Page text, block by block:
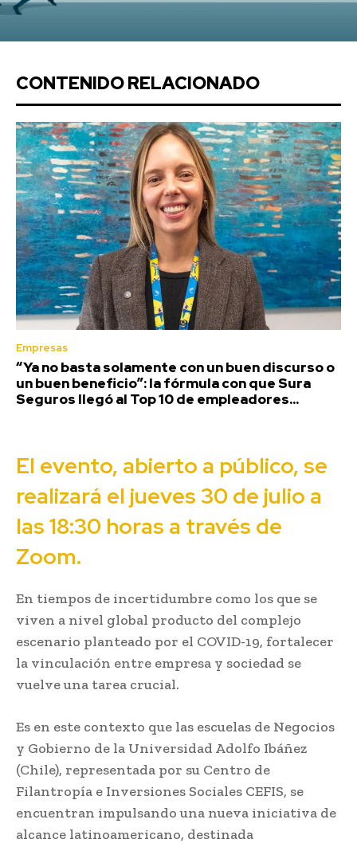
CONTENIDO RELACIONADO
Empresas
“Ya no basta solamente con un buen discurso o
un buen beneficio”: la fórmula con que Sura
Seguros llegó al Top 10 de empleadores...
El evento, abierto a público, se
realizará el jueves 30 de julio a
las 18:30 horas a través de
Zoom.
En tiempos de incertidumbre como los que se
viven a nivel global producto del complejo
escenario planteado por el COVID-19, fortalecer
la vinculación entre empresa y sociedad se
vuelve una tarea crucial.
Es en este contexto que las escuelas de Negocios
y Gobierno de la Universidad Adolfo Ibáñez
(Chile), representada por su Centro de
Filantropía e Inversiones Sociales CEFIS, se
encuentran impulsando una nueva iniciativa de
alcance latinoamericano, destinada